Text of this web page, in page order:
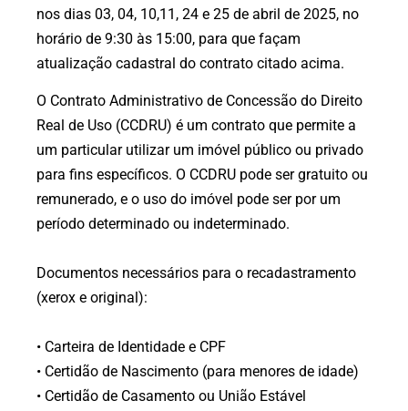
nos dias 03, 04, 10,11, 24 e 25 de abril de 2025, no
horário de 9:30 às 15:00, para que façam
atualização cadastral do contrato citado acima.
O Contrato Administrativo de Concessão do Direito
Real de Uso (CCDRU) é um contrato que permite a
um particular utilizar um imóvel público ou privado
para fins específicos. O CCDRU pode ser gratuito ou
remunerado, e o uso do imóvel pode ser por um
período determinado ou indeterminado.
Documentos necessários para o recadastramento
(xerox e original):
• Carteira de Identidade e CPF
• Certidão de Nascimento (para menores de idade)
• Certidão de Casamento ou União Estável